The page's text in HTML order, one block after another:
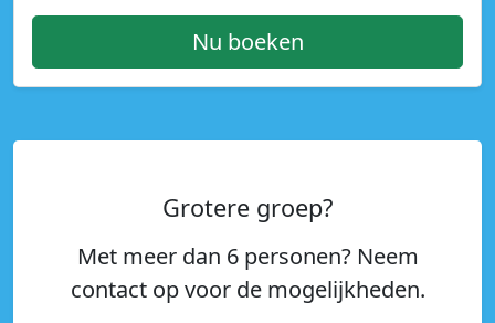
Nu boeken
Grotere groep?
Met meer dan 6 personen? Neem
contact op voor de mogelijkheden.